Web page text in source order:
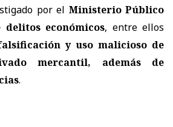
por el Ministerio Público
económicos, entre ellos
y uso malicioso de
mercantil, además de
.